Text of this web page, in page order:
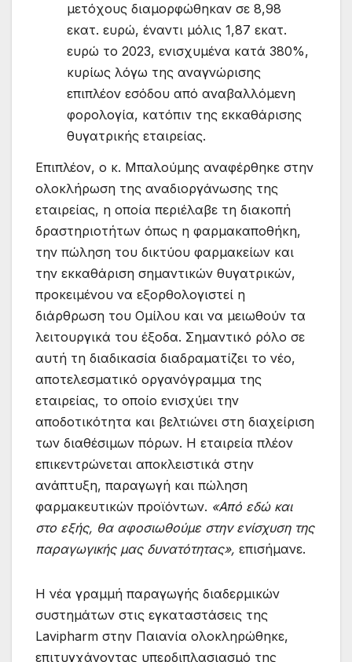
μετόχους διαμορφώθηκαν σε 8,98
εκατ. ευρώ, έναντι μόλις 1,87 εκατ.
ευρώ το 2023, ενισχυμένα κατά 380%,
κυρίως λόγω της αναγνώρισης
επιπλέον εσόδου από αναβαλλόμενη
φορολογία, κατόπιν της εκκαθάρισης
θυγατρικής εταιρείας.
Επιπλέον, ο κ. Μπαλούμης αναφέρθηκε στην
ολοκλήρωση της αναδιοργάνωσης της
εταιρείας, η οποία περιέλαβε τη διακοπή
δραστηριοτήτων όπως η φαρμακαποθήκη,
την πώληση του δικτύου φαρμακείων και
την εκκαθάριση σημαντικών θυγατρικών,
προκειμένου να εξορθολογιστεί η
διάρθρωση του Ομίλου και να μειωθούν τα
λειτουργικά του έξοδα. Σημαντικό ρόλο σε
αυτή τη διαδικασία διαδραματίζει το νέο,
αποτελεσματικό οργανόγραμμα της
εταιρείας, το οποίο ενισχύει την
αποδοτικότητα και βελτιώνει στη διαχείριση
των διαθέσιμων πόρων. Η εταιρεία πλέον
επικεντρώνεται αποκλειστικά στην
ανάπτυξη, παραγωγή και πώληση
φαρμακευτικών προϊόντων. «Από εδώ και
στο εξής, θα αφοσιωθούμε στην ενίσχυση της
παραγωγικής μας δυνατότητας», επισήμανε.
Η νέα γραμμή παραγωγής διαδερμικών
συστημάτων στις εγκαταστάσεις της
Lavipharm στην Παιανία ολοκληρώθηκε,
επιτυγχάνοντας υπερδιπλασιασμό της